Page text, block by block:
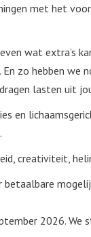
met het
wat extra’s
zo hebben we
lasten uit
en
creativiteit,
2026. We